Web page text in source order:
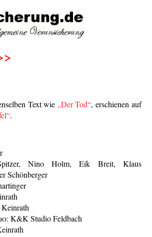
Text wie „Der Tod“, erschienen auf
.
Nino Holm, Eik Breit, Klaus
Schönberger
K&K Studio Feldbach